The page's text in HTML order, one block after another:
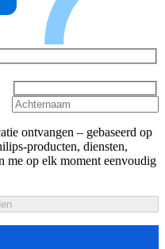
ontvangen – gebaseerd op
producten, diensten,
me op elk moment eenvoudig